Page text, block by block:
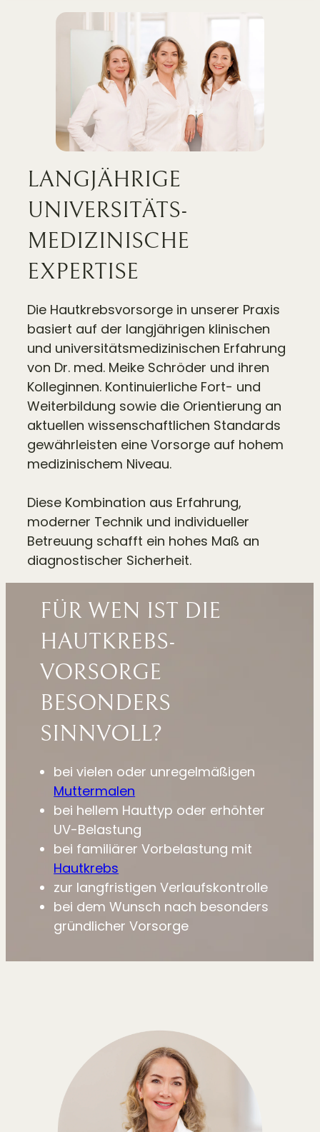
LANGJÄHRIGE
UNIVERSITÄTS­
MEDIZINISCHE
EXPERTISE
Die Hautkrebsvorsorge in unserer Praxis
basiert auf der langjährigen klinischen
und universitätsmedizinischen Erfahrung
von Dr. med. Meike Schröder und ihren
Kolleginnen. Kontinuierliche Fort- und
Weiterbildung sowie die Orientierung an
aktuellen wissenschaftlichen Standards
gewährleisten eine Vorsorge auf hohem
medizinischem Niveau.
Diese Kombination aus Erfahrung,
moderner Technik und individueller
Betreuung schafft ein hohes Maß an
diagnostischer Sicherheit.
FÜR WEN IST DIE
HAUT­KREBS­
VORSORGE
BESONDERS
SINNVOLL?
bei vielen oder unregelmäßigen
Muttermalen
bei hellem Hauttyp oder erhöhter
UV-Belastung
bei familiärer Vorbelastung mit
Hautkrebs
zur langfristigen Verlaufskontrolle
bei dem Wunsch nach besonders
gründlicher Vorsorge